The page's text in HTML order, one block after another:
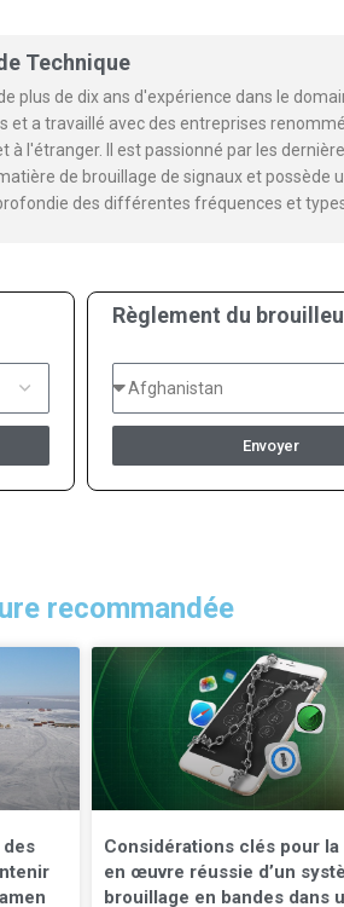
Technique
plus de dix ans d'expérience dans le
et a travaillé avec des entreprises
à l'étranger. Il est passionné par les
de brouillage de signaux et possède
des différentes fréquences et
Règlement du
Envoyer
recommandée
des
Considérations clés pour la
en œuvre réussie d’un
brouillage en bandes dans